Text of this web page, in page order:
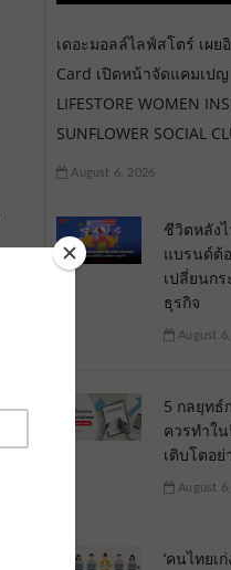
เดอะมอลล์ไลฟ์สโตร์ เผ
Card เปิดหน้าจัดแคมเปญ
LIFESTORE WOMEN
SUNFLOWER SOCIAL
August 6, 2026
ชีวิตหลัง
แบรนด์ต้
เปลี่ยนก
ธุรกิจ
August
5 กลยุทธ์
ควรทำใ
เติบโตอย่
August
‘คนไทยเ